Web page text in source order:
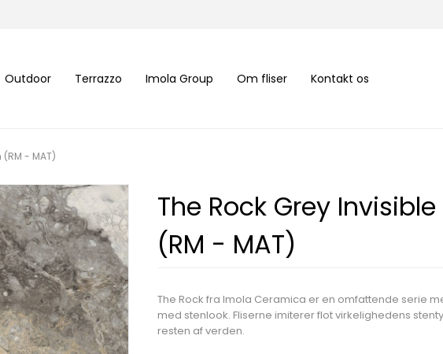
Outdoor Terrazzo Imola Group Om fliser Kontakt os
- MAT)
The Rock Grey
(RM - MAT)
The Rock fra Imola Ceramica er en omfattende serie
med stenlook. Fliserne imiterer flot virkelighedens
resten af verden.